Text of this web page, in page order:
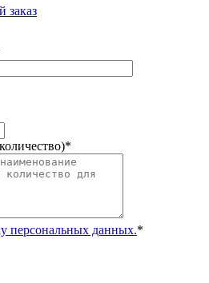
заказ
*
персональных данных.*